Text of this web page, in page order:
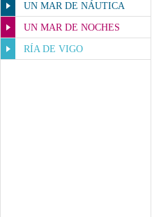
UN MAR DE NÁUTICA
UN MAR DE NOCHES
RÍA DE VIGO